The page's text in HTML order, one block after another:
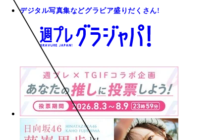
デジタル写真集などグラビア盛りだくさん!